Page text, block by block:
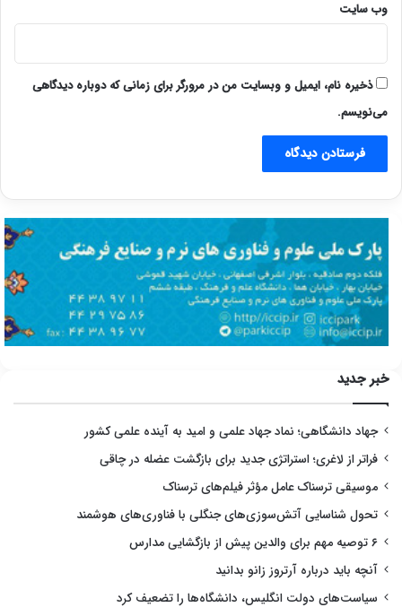
وب‌ سایت
ذخیره نام، ایمیل و وبسایت من در مرورگر برای زمانی که دوباره دیدگاهی
می‌نویسم.
خبر جدید
جهاد دانشگاهی؛ نماد جهاد علمی و امید به آینده علمی کشور
فراتر از لاغری؛ استراتژی جدید برای بازگشت عضله در چاقی
موسیقی ترسناک عامل مؤثر فیلم‌های ترسناک
تحول شناسایی آتش‌سوزی‌های جنگلی با فناوری‌های هوشمند
۶ توصیه مهم برای والدین پیش از بازگشایی مدارس
آنچه باید درباره آرتروز زانو بدانید
سیاست‌های دولت انگلیس، دانشگاه‌ها را تضعیف کرد